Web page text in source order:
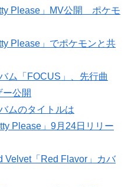
Please」MV公開 ポケモ
Please」でポケモンと共
ム「FOCUS」、先行曲
ー公開
ムのタイトルは
Please」9月24日リリー
Velvet「Red Flavor」カバ